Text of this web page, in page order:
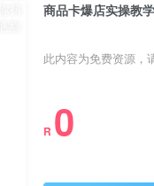
商品卡爆店实操教
此内容为免费资源，
R 0